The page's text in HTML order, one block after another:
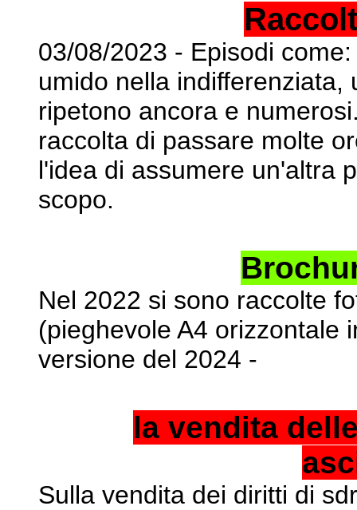
03/08/2023 - Episodi
umido nella indifferenziata,
ripetono ancora e
raccolta di passare molte
l'idea di assumere un'altra
scopo.
Nel 2022 si sono raccolte
(pieghevole A4 orizzontale
versione del 2024 -
la vendita
Sulla vendita dei diritti di